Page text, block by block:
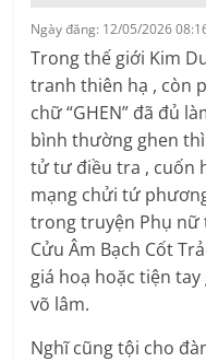
Ngày đăng: 12/05/2026
Trong thế giới Kim
tranh thiên hạ , còn
chữ “GHEN” đã đủ
bình thường ghen
tử tư điều tra , cuốn
mạng chửi tứ
trong truyện Phụ nữ
Cửu Âm Bạch Cốt
giá hoạ hoặc tiện
võ lâm.
Nghĩ cũng tội cho